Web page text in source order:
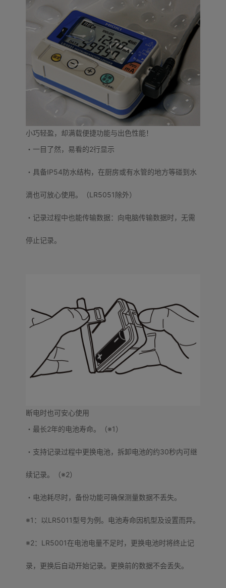
小巧轻盈，却满载便捷功能与出色性能！
・一目了然，易看的2行显示
・具备IP54防水结构，在厨房或有水管的地方等碰到水
滴也可放心使用。（LR5051除外）
・记录过程中也能传输数据：向电脑传输数据时，无需
停止记录。
断电时也可安心使用
・最长2年的电池寿命。（※1）
・支持记录过程中更换电池，拆卸电池的约30秒内可继
续记录。（※2）
・电池耗尽时，备份功能可确保测量数据不丢失。
※1：以LR5011型号为例。电池寿命因机型及设置而异。
※2：LR5001在电池电量不足时，更换电池时将终止记
录，更换后自动开始记录。更换前的数据不会丢失。